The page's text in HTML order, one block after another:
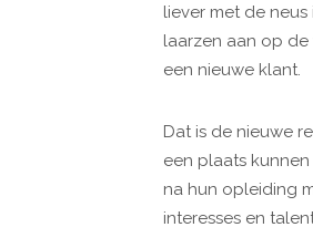
liever met de
laarzen aan op
een nieuwe klant.
Dat is de nieuwe
een plaats
na hun opleiding
interesses en